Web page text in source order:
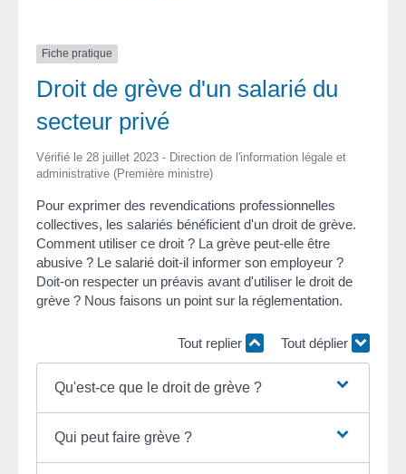
Fiche pratique
Droit de grève d'un salarié du
secteur privé
Vérifié le 28 juillet 2023 - Direction de l'information légale et
administrative (Première ministre)
Pour exprimer des revendications professionnelles
collectives, les salariés bénéficient d'un droit de grève.
Comment utiliser ce droit ? La grève peut-elle être
abusive ? Le salarié doit-il informer son employeur ?
Doit-on respecter un préavis avant d'utiliser le droit de
grève ? Nous faisons un point sur la réglementation.
Tout replier Tout déplier
Qu'est-ce que le droit de grève ?
Qui peut faire grève ?